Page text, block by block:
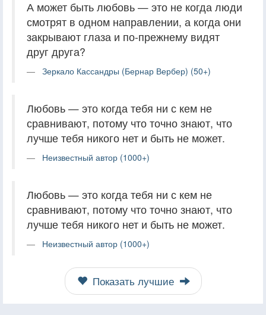
А может быть любовь — это не когда люди
смотрят в одном направлении, а когда они
закрывают глаза и по-прежнему видят
друг друга?
Зеркало Кассандры (Бернар Вербер) (50+)
Любовь — это когда тебя ни с кем не
сравнивают, потому что точно знают, что
лучше тебя никого нет и быть не может.
Неизвестный автор (1000+)
Любовь — это когда тебя ни с кем не
сравнивают, потому что точно знают, что
лучше тебя никого нет и быть не может.
Неизвестный автор (1000+)
Показать лучшие